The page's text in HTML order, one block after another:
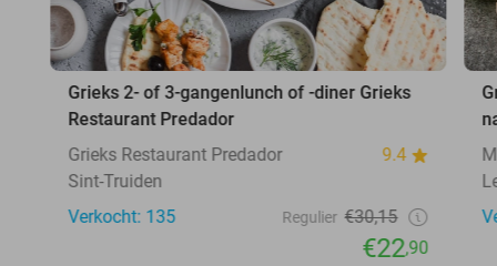
Grieks 2- of 3-gangenlunch of -diner Grieks
Restaurant Predador
Grieks Restaurant Predador
9.4
Sint-Truiden
Verkocht: 135
Regulier €30,15
€22,90